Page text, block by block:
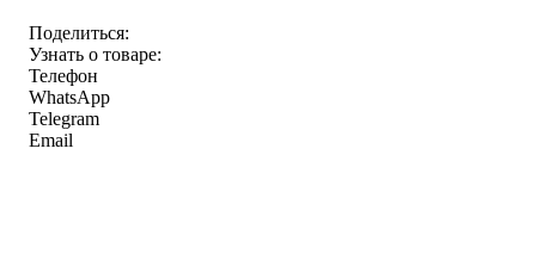
Поделиться:
Узнать о товаре:
Телефон
WhatsApp
Telegram
Email